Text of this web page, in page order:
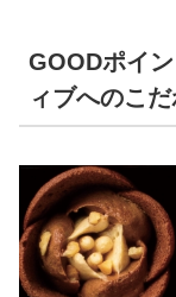
GOODポイ
ィブへのこだ